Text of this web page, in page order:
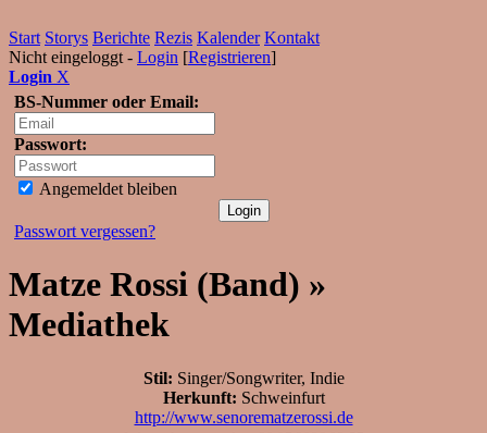
Start Storys Berichte Rezis Kalender Kontakt
Nicht eingeloggt - Login [Registrieren]
Login X
BS-Nummer oder Email:
Passwort:
Angemeldet bleiben
Passwort vergessen?
Matze Rossi (Band) »
Mediathek
Stil: Singer/Songwriter, Indie
Herkunft: Schweinfurt
http://www.senorematzerossi.de